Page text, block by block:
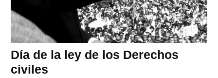
Día de la ley de los Derechos
civiles